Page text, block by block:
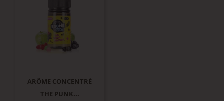
ARÔME CONCENTRÉ
THE PUNK...